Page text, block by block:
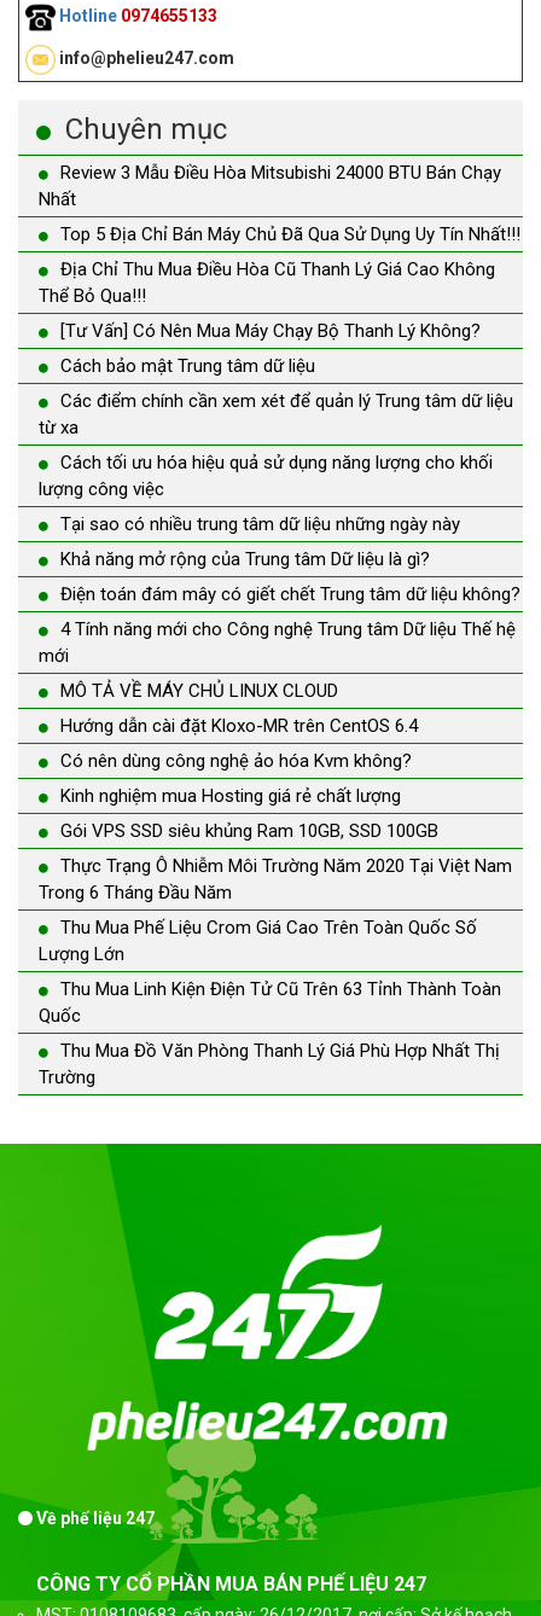
Hotline 0974655133
info@phelieu247.com
Chuyên mục
Review 3 Mẫu Điều Hòa Mitsubishi 24000 BTU Bán Chạy
Nhất
Top 5 Địa Chỉ Bán Máy Chủ Đã Qua Sử Dụng Uy Tín Nhất!!!
Địa Chỉ Thu Mua Điều Hòa Cũ Thanh Lý Giá Cao Không
Thể Bỏ Qua!!!
[Tư Vấn] Có Nên Mua Máy Chạy Bộ Thanh Lý Không?
Cách bảo mật Trung tâm dữ liệu
Các điểm chính cần xem xét để quản lý Trung tâm dữ liệu
từ xa
Cách tối ưu hóa hiệu quả sử dụng năng lượng cho khối
lượng công việc
Tại sao có nhiều trung tâm dữ liệu những ngày này
Khả năng mở rộng của Trung tâm Dữ liệu là gì?
Điện toán đám mây có giết chết Trung tâm dữ liệu không?
4 Tính năng mới cho Công nghệ Trung tâm Dữ liệu Thế hệ
mới
MÔ TẢ VỀ MÁY CHỦ LINUX CLOUD
Hướng dẫn cài đặt Kloxo-MR trên CentOS 6.4
Có nên dùng công nghệ ảo hóa Kvm không?
Kinh nghiệm mua Hosting giá rẻ chất lượng
Gói VPS SSD siêu khủng Ram 10GB, SSD 100GB
Thực Trạng Ô Nhiễm Môi Trường Năm 2020 Tại Việt Nam
Trong 6 Tháng Đầu Năm
Thu Mua Phế Liệu Crom Giá Cao Trên Toàn Quốc Số
Lượng Lớn
Thu Mua Linh Kiện Điện Tử Cũ Trên 63 Tỉnh Thành Toàn
Quốc
Thu Mua Đồ Văn Phòng Thanh Lý Giá Phù Hợp Nhất Thị
Trường
Về phế liệu 247
CÔNG TY CỔ PHẦN MUA BÁN PHẾ LIỆU 247